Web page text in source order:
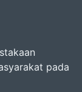
pada